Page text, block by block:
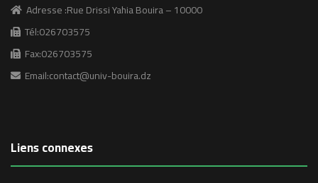
Adresse :Rue Drissi Yahia Bouira – 10000
Tél:026703575
Fax:026703575
Email:contact@univ-bouira.dz
Liens connexes